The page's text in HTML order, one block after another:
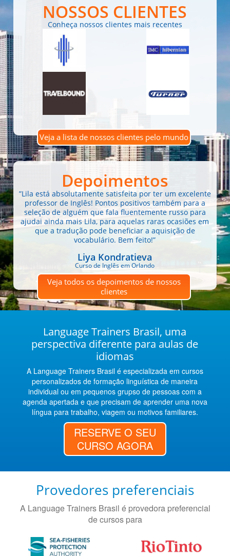
NOSSOS CLIENTES
Conheça nossos clientes mais recentes
Veja a lista de nossos clientes pelo mundo
Depoimentos
”Lila está absolutamente satisfeita por ter um excelente
professor de Inglês! Pontos positivos também para a
seleção de alguém que fala fluentemente russo para
ajudai ainda mais Lila, para aquelas raras ocasiões em
que a tradução pode beneficiar a aquisição de
vocabulário. Bem feito!”
Liya Kondratieva
Curso de Inglês em Orlando
Veja todos os depoimentos de nossos
clientes
Language Trainers Brasil, uma
perspectiva diferente para aulas de
idiomas
A Language Trainers Brasil é especializada em cursos
personalizados de formação linguística de maneira
individual ou em pequenos grupso de pessoas com a
agenda apertada e que precisam de aprender uma nova
língua para trabalho, viagem ou motivos familiares.
RESERVE O SEU
CURSO AGORA
Provedores preferenciais
A Language Trainers Brasil é provedora preferencial
de cursos para